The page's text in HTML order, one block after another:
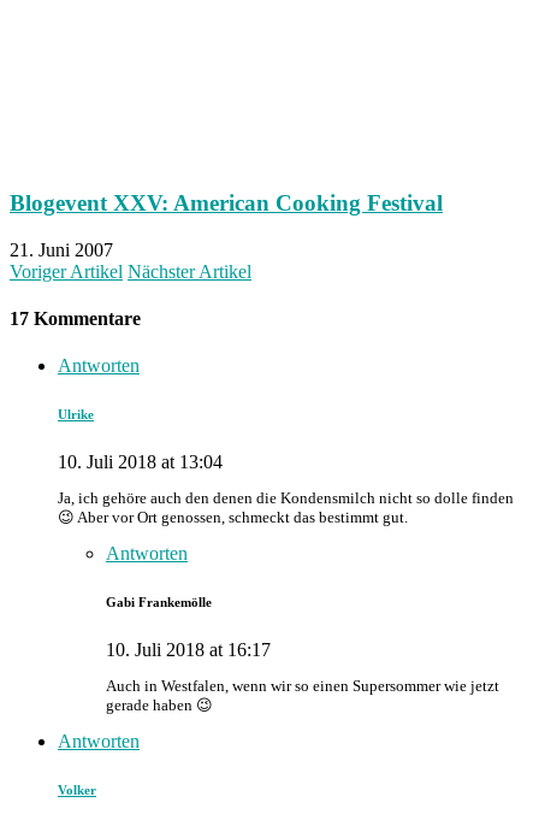
Blogevent XXV: American Cooking Festival
21. Juni 2007
Voriger Artikel Nächster Artikel
17 Kommentare
Antworten
Ulrike
10. Juli 2018 at 13:04
Ja, ich gehöre auch den denen die Kondensmilch nicht so dolle finden
😉 Aber vor Ort genossen, schmeckt das bestimmt gut.
Antworten
Gabi Frankemölle
10. Juli 2018 at 16:17
Auch in Westfalen, wenn wir so einen Supersommer wie jetzt
gerade haben 😉
Antworten
Volker